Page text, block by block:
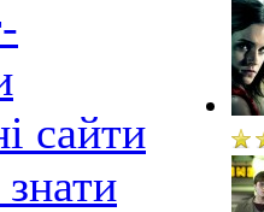
сайти